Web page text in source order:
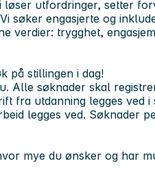
løser utfordringer, setter
søker engasjerte og
verdier: trygghet,
på stillingen i dag!
Alle søknader skal
fra utdanning legges ved i
legges ved. Søknader
mye du ønsker og har